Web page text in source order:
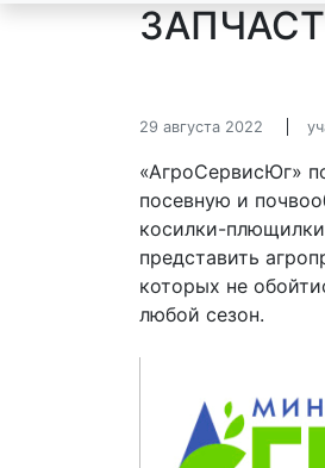
29 августа 2022
«АгроСервисЮг»
посевную и
косилки-
представить
которых не
любой сезон.